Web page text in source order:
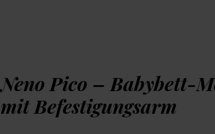
Neno Pico – Babybett-
mit Befestigungsarm